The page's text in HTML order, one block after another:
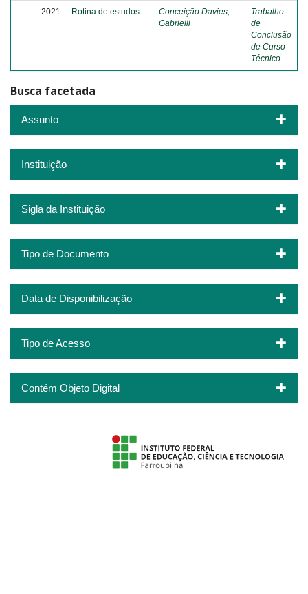
2021 Rotina de estudos
Conceição Davies,
Gabrielli
Trabalho
de
Conclusão
de Curso
Técnico
Busca facetada
Assunto
Instituição
Sigla da Instituição
Tipo de Documento
Data de Disponibilização
Tipo de Acesso
Contém Objeto Digital